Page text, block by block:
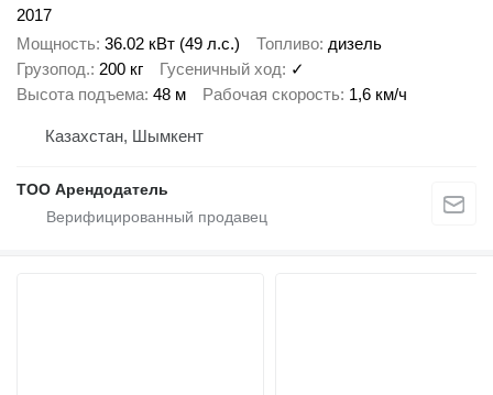
2017
Мощность 36.02 кВт (49 л.с.) Топливо дизель
Грузопод. 200 кг Гусеничный ход
✓
Высота подъема 48 м Рабочая скорость 1,6 км/ч
Казахстан, Шымкент
ТОО Арендодатель